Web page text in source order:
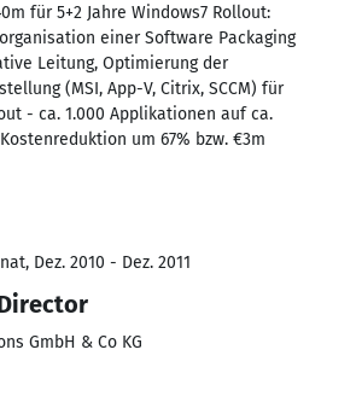
für 5+2 Jahre Windows7 Rollout:
einer Software Packaging
Leitung, Optimierung der
(MSI, App-V, Citrix, SCCM) für
- ca. 1.000 Applikationen auf ca.
um 67% bzw. €3m
Dez. 2010 - Dez. 2011
GmbH & Co KG